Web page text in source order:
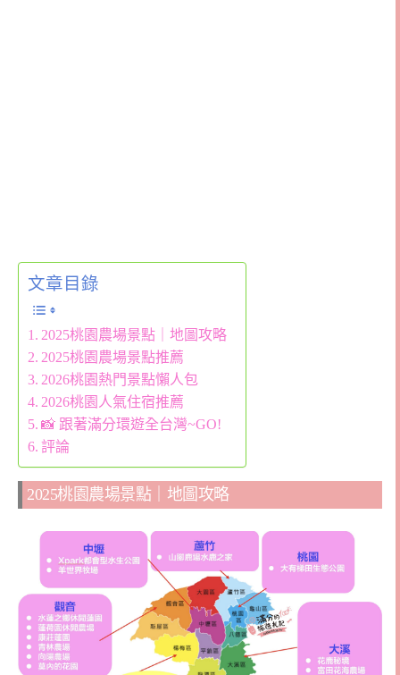
文章目錄
2025桃園農場景點｜地圖攻略
2025桃園農場景點推薦
2026桃園熱門景點懶人包
2026桃園人氣住宿推薦
📸 跟著滿分環遊全台灣~GO!
評論
2025桃園農場景點｜地圖攻略